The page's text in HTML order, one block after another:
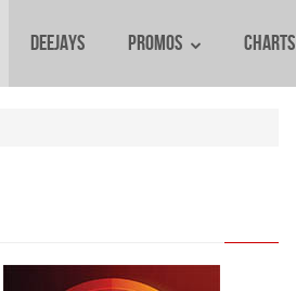
Deejays Promos Charts